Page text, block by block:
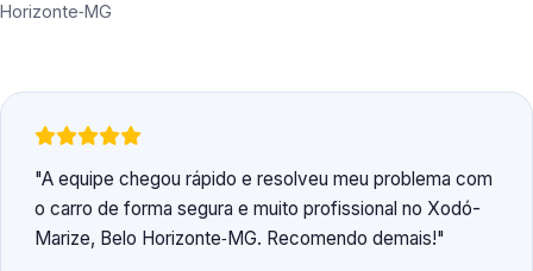
Horizonte‑MG
A equipe chegou rápido e resolveu meu problema com
o carro de forma segura e muito profissional no Xodó-
Marize, Belo Horizonte‑MG. Recomendo demais!